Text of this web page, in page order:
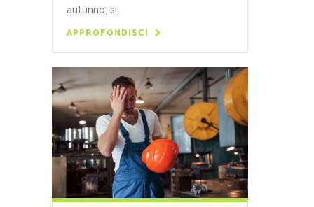
autunno, si...
APPROFONDISCI